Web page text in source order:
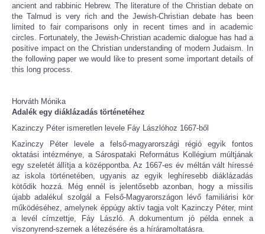
ancient and rabbinic Hebrew. The literature of the Christian debate on
the Talmud is very rich and the Jewish-Christian debate has been
limited to fair comparisons only in recent times and in academic
circles. Fortunately, the Jewish-Christian academic dialogue has had a
positive impact on the Christian understanding of modern Judaism. In
the following paper we would like to present some important details of
this long process.
Horváth Mónika
Adalék egy diáklázadás történetéhez
Kazinczy Péter ismeretlen levele Fáy Lászlóhoz 1667-ből
Kazinczy Péter levele a felső-magyarországi régió egyik fontos
oktatási intézménye, a Sárospataki Református Kollégium múltjának
egy szeletét állítja a középpontba. Az 1667-es év méltán vált híressé
az iskola történetében, ugyanis az egyik leghíresebb diáklázadás
kötődik hozzá. Még ennél is jelentősebb azonban, hogy a missilis
újabb adalékul szolgál a Felső-Magyarországon lévő familiárisi kör
működéséhez, amelynek éppúgy aktív tagja volt Kazinczy Péter, mint
a levél címzettje, Fáy László. A dokumentum jó példa ennek a
viszonyrend-szernek a létezésére és a híráramoltatásra.